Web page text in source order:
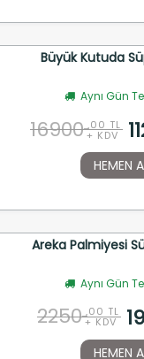
Büyük Kutuda
Aynı Gün
16900 ,00 TL
+ KDV
HEMEN
Areka Palmiyesi
Aynı Gün
2250 ,00 TL
+ KDV
HEMEN